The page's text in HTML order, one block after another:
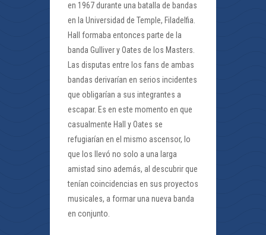
en 1967 durante una batalla de bandas
en la Universidad de Temple, Filadelfia.
Hall formaba entonces parte de la
banda Gulliver y Oates de los Masters.
Las disputas entre los fans de ambas
bandas derivarían en serios incidentes
que obligarían a sus integrantes a
escapar. Es en este momento en que
casualmente Hall y Oates se
refugiarían en el mismo ascensor, lo
que los llevó no solo a una larga
amistad sino además, al descubrir que
tenían coincidencias en sus proyectos
musicales, a formar una nueva banda
en conjunto.